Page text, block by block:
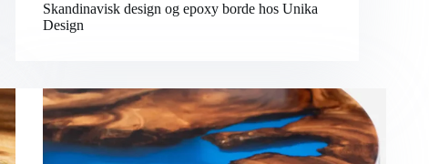
Skandinavisk design og epoxy borde hos Unika
Design